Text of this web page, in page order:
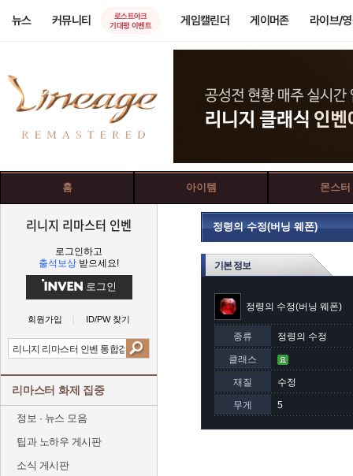
뉴스 커뮤니티
로스트아크
기대평 이벤트
게임캘린더 게이머존 라이브/
홈 아이템 몬스터
리니지 리마스터 인벤
로그인하고
출석보상 받으세요!
로그인
회원가입 ID/PW 찾기
리마스터 화제 집중
정보 · 뉴스 모음
팁과 노하우 게시판
소식 게시판
정령의 수정(버닝 웨폰)
기본 정보
정령의 수정(버닝 웨폰)
종류 정령의 수정
클래스
재질 수정
무게 5